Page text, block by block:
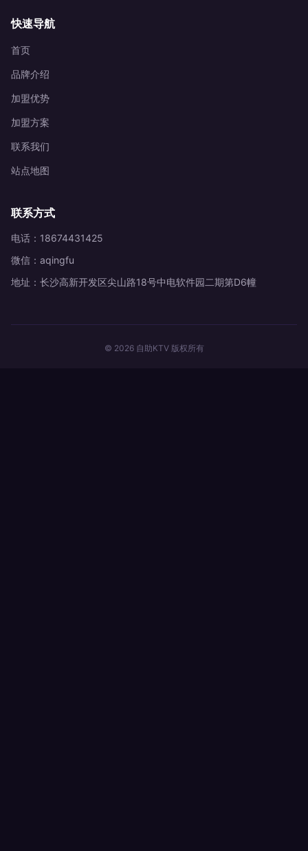
快速导航
首页
品牌介绍
加盟优势
加盟方案
联系我们
站点地图
联系方式
电话：18674431425
微信：aqingfu
地址：长沙高新开发区尖山路18号中电软件园二期第D6幢
© 2026 自助KTV 版权所有